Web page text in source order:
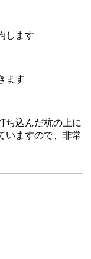
します
ます
ち込んだ杭の上に
いますので、非常